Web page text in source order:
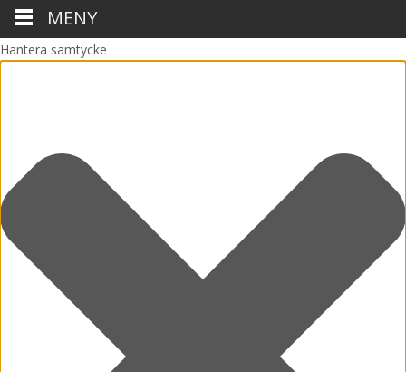
Hantera samtycke
MENY